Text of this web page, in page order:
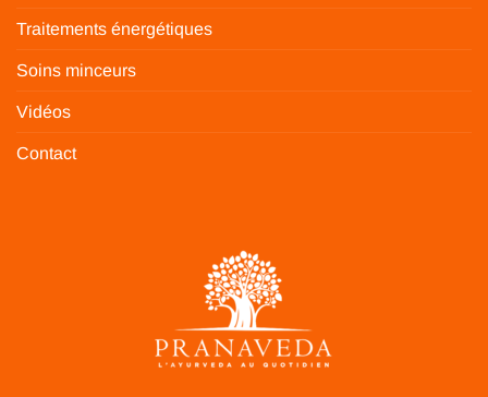
Traitements énergétiques
Soins minceurs
Vidéos
Contact